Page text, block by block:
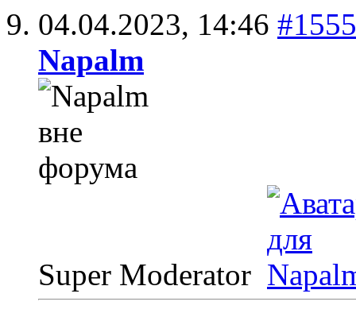
04.04.2023, 14:46
Napalm
Super Moderator